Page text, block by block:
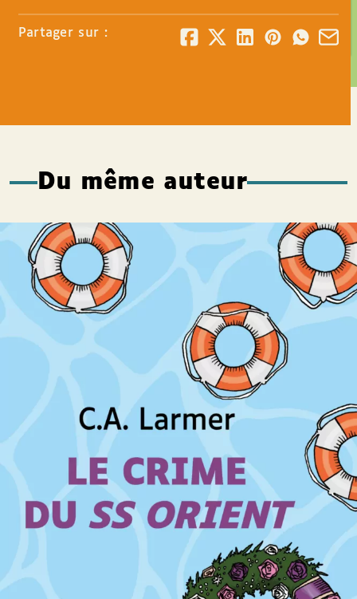
Partager sur :
Du même auteur
Le Crime du SS Orient
C.A. Larmer